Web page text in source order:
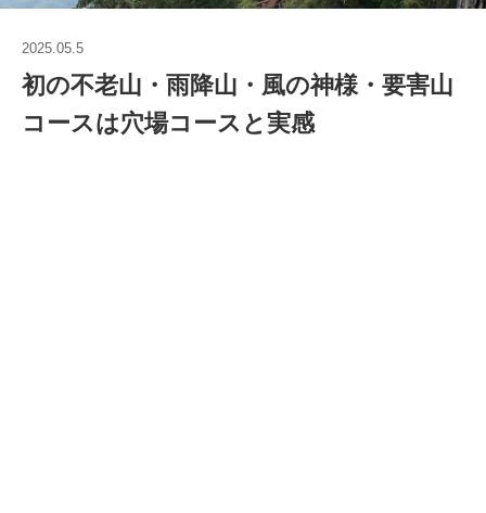
2025.05.5
初の不老山・雨降山・風の神様・要害山
コースは穴場コースと実感